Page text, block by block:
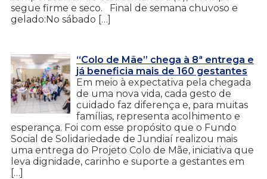
segue firme e seco. Final de semana chuvoso e
gelado:No sábado […]
“Colo de Mãe” chega à 8ª entrega e
já beneficia mais de 160 gestantes
Em meio à expectativa pela chegada
de uma nova vida, cada gesto de
cuidado faz diferença e, para muitas
famílias, representa acolhimento e
esperança. Foi com esse propósito que o Fundo
Social de Solidariedade de Jundiaí realizou mais
uma entrega do Projeto Colo de Mãe, iniciativa que
leva dignidade, carinho e suporte a gestantes em
[…]